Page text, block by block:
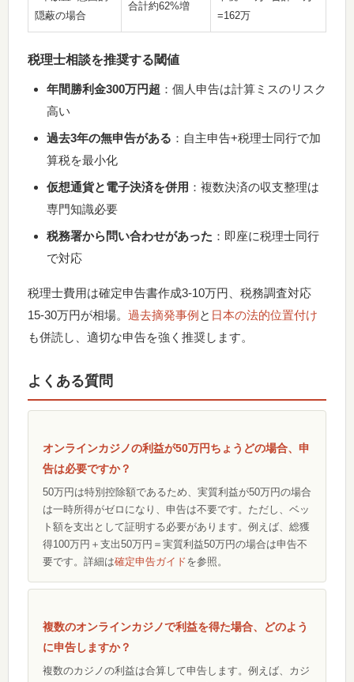
隠蔽の場合
合計約62%増
=162万
税理士相談を推奨する閾値
年間勝利金300万円超 ：個人申告は計算ミスのリスク
高い
過去3年の無申告がある ：自主申告+税理士同行で加
算税を最小化
仮想通貨と電子決済を併用 ：複数決済の収支整理は
専門知識必要
税務署から問い合わせがあった ：即座に税理士同行
で対応
税理士費用は確定申告書作成3-10万円、税務調査対応
15-30万円が相場。 過去摘発事例と 日本の法的位置付け
も併読し、適切な申告を強く推奨します。
よくある質問
オンラインカジノの利益が50万円ちょうどの場合、申
告は必要ですか？
50万円は特別控除額であるため、実質利益が50万円の場合
は一時所得がゼロになり、申告は不要です。ただし、ベッ
ト額を支出として証明する必要があります。例えば、総獲
得100万円＋支出50万円＝実質利益50万円の場合は申告不
要です。詳細は確定申告ガイドを参照。
複数のオンラインカジノで利益を得た場合、どのよう
に申告しますか？
複数のカジノの利益は合算して申告します。例えば、カジ